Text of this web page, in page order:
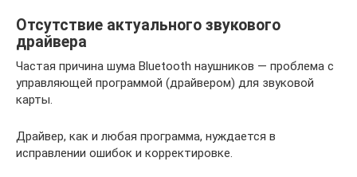
Отсутствие актуального звукового
драйвера
Частая причина шума Bluetooth наушников — проблема с
управляющей программой (драйвером) для звуковой
карты.
Драйвер, как и любая программа, нуждается в
исправлении ошибок и корректировке.